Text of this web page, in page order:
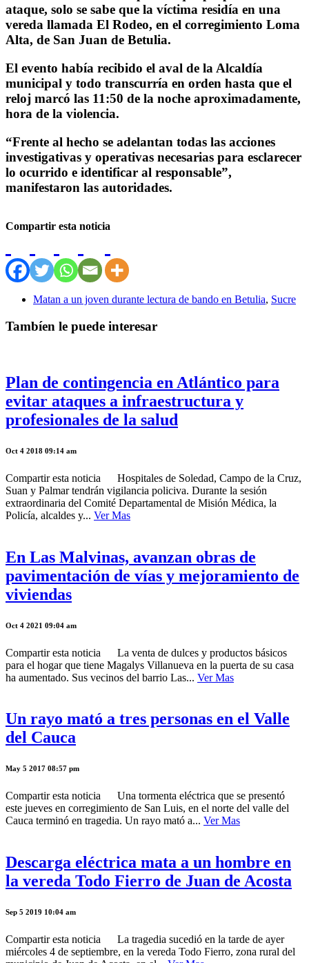
ataque, solo se sabe que la víctima residía en una
vereda llamada El Rodeo, en el corregimiento Loma
Alta, de San Juan de Betulia.
El evento había recibido el aval de la Alcaldía
municipal y todo transcurría en orden hasta que el
reloj marcó las 11:50 de la noche aproximadamente,
hora de la violencia.
“Frente al hecho se adelantan todas las acciones
investigativas y operativas necesarias para esclarecer
lo ocurrido e identificar al responsable”,
manifestaron las autoridades.
Compartir esta noticia
Matan a un joven durante lectura de bando en Betulia, Sucre
Tambíen le puede interesar
Plan de contingencia en Atlántico para
evitar ataques a infraestructura y
profesionales de la salud
Oct 4 2018 09:14 am
Compartir esta noticia Hospitales de Soledad, Campo de la Cruz,
Suan y Palmar tendrán vigilancia policiva. Durante la sesión
extraordinaria del Comité Departamental de Misión Médica, la
Policía, alcaldes y... Ver Mas
En Las Malvinas, avanzan obras de
pavimentación de vías y mejoramiento de
viviendas
Oct 4 2021 09:04 am
Compartir esta noticia La venta de dulces y productos básicos
para el hogar que tiene Magalys Villanueva en la puerta de su casa
ha aumentado. Sus vecinos del barrio Las... Ver Mas
Un rayo mató a tres personas en el Valle
del Cauca
May 5 2017 08:57 pm
Compartir esta noticia Una tormenta eléctrica que se presentó
este jueves en corregimiento de San Luis, en el norte del valle del
Cauca terminó en tragedia. Un rayo mató a... Ver Mas
Descarga eléctrica mata a un hombre en
la vereda Todo Fierro de Juan de Acosta
Sep 5 2019 10:04 am
Compartir esta noticia La tragedia sucedió en la tarde de ayer
miércoles 4 de septiembre, en la vereda Todo Fierro, zona rural del